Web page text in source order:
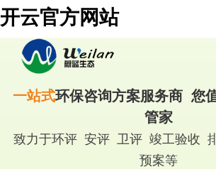
开云官方网站
一站式环保咨询方案服务商 您
管家
致力于环评 安评 卫评 竣工验收
预案等